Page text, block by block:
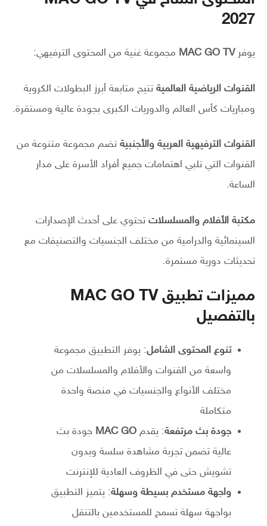
2027
يوفرMAC GO TV مجموعة غنية من المحتوى الترفيهي:
القنوات الرياضية العالمية تتيح متابعة أبرز البطولات الكروية
ومباريات كأس العالم والدوريات الكبرى بجودة عالية ومستقرة.
القنوات الترفيهية العربية والأجنبية تضم مجموعة متنوعة من
القنوات التي تلبي اهتمامات جميع أفراد الأسرة على مدار
الساعة.
مكتبة الأفلام والمسلسلات تحتوي على أحدث الإصدارات
السينمائية والدرامية من مختلف الجنسيات والتصنيفات مع
تحديثات دورية مستمرة.
مميزات تطبيق MAC GO TV
بالتفصيل
تنوع المحتوى الشامل: يوفر التطبيق مجموعة
واسعة من القنوات والأفلام والمسلسلات من
مختلف الأنواع والجنسيات في منصة واحدة
متكاملة
جودة بث مرتفعة: يقدم MAC GO جودة بث
عالية تضمن تجربة مشاهدة سلسة وبدون
تشويش حتى في الظروف العادية للإنترنت
واجهة مستخدم بسيطة وسهلة: يتميز التطبيق
بواجهة سهلة تسمح للمستخدمين بالتنقل